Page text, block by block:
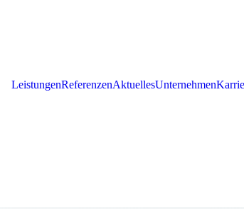
LeistungenReferenzenAktuellesUnternehmen